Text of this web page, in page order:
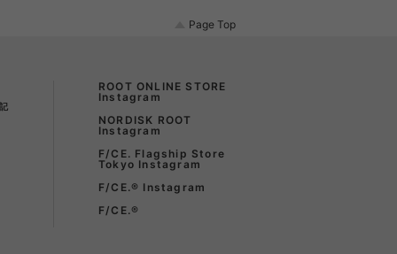
Page Top
ROOT ONLINE STORE
Instagram
NORDISK ROOT
Instagram
F/CE. Flagship Store
Tokyo Instagram
F/CE.®︎ Instagram
F/CE.®